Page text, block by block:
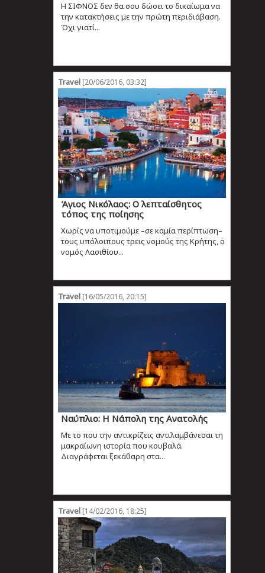
Η ΣΙΦΝΟΣ δεν θα σου δώσει το δικαίωμα να
την κατακτήσεις με την πρώτη περιδιάβαση.
Όχι γιατί...
Travel[20/06/2016, 03:32]
Άγιος Νικόλαος: Ο λεπταίσθητος
τόπος της ποίησης
Χωρίς να υποτιμούμε –σε καμία περίπτωση–
τους υπόλοιπους τρεις νομούς της Κρήτης, ο
νομός Λασιθίου...
Travel[16/05/2016, 20:15]
Ναύπλιο: H Νάπολη της Ανατολής
Με το που την αντικρίζεις αντιλαμβάνεσαι τη
μακραίωνη ιστορία που κουβαλά.
Διαγράφεται ξεκάθαρη στα...
Travel[14/02/2016, 18:25]